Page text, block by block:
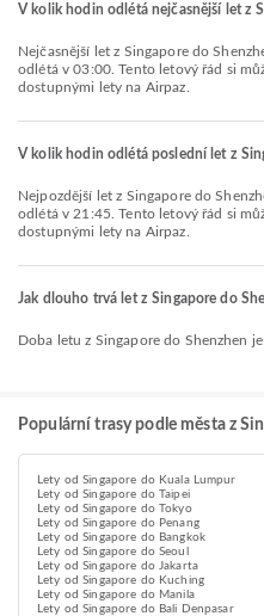
V kolik hodin odlétá nejčasnější let z
Nejčasnější let z Singapore do Shenzhen se společností Shenzhen Airlines
odlétá v 03:00. Tento letový řád si
dostupnými lety na Airpaz.
V kolik hodin odlétá poslední let z
Nejpozdější let z Singapore do Shenzhen se společností China Southern
odlétá v 21:45. Tento letový řád si
dostupnými lety na Airpaz.
Jak dlouho trvá let z Singapore do
Doba letu z Singapore do Shenzhen
Populární trasy podle města z
Lety od Singapore do Kuala Lumpur
Lety od Singapore do Taipei
Lety od Singapore do Tokyo
Lety od Singapore do Penang
Lety od Singapore do Bangkok
Lety od Singapore do Seoul
Lety od Singapore do Jakarta
Lety od Singapore do Kuching
Lety od Singapore do Manila
Lety od Singapore do Bali Denpasar